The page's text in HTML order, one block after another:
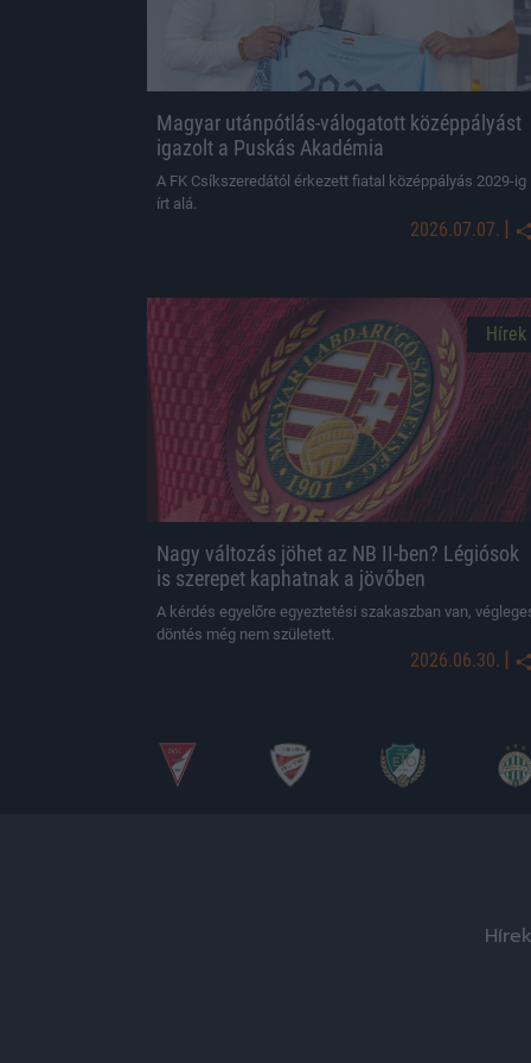
Magyar utánpótlás-válogatott középpályást
igazolt a Puskás Akadémia
A FK Csíkszeredától érkezett fiatal középpályás 2029-ig
írt alá.
2026.07.07. |
Hírek
Nagy változás jöhet az NB II-ben? Légiósok
is szerepet kaphatnak a jövőben
A kérdés egyelőre egyeztetési szakaszban van,
döntés még nem született.
2026.06.30. |
Hírek